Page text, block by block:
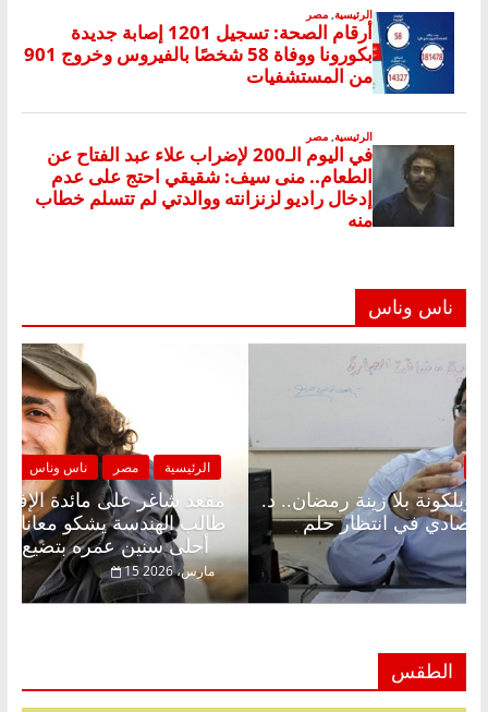
ناس وناس
أحلى سنين عمره بتضيع في السجن
15 مارس،
الرئيسية مصر
مقعد شاغر على الإفطار وبلكونة بلا زينة رمضان.. د.
عبدالخالق فاروق خبير اقتصادي في انتظار حلم
22 فبراير، 2026
الطقس